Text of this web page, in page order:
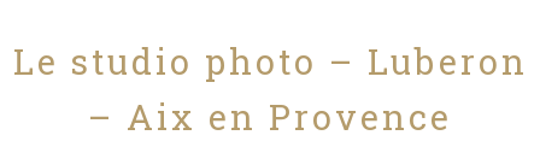
Le studio photo – Luberon
– Aix en Provence